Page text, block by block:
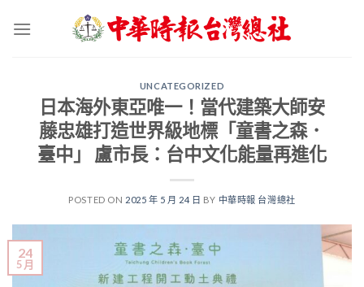
UNCATEGORIZED
日本海外東亞唯一！當代建築大師安
藤忠雄打造世界級地標「童書之森．
臺中」 盧市長：台中文化能量再進化
POSTED ON 2025 年 5 月 24 日 BY 中華時報 台灣總社
24
5 月